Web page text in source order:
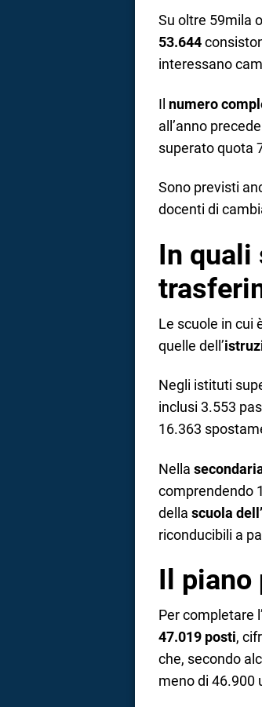
Su oltre 59mila
53.644
interessano
Il numero
all’anno
superato quota
Sono previsti
docenti di
In quali
Le scuole in cui
quelle dell’
Negli istituti
inclusi 3.553
16.363
Nella
comprendendo
della scuola
riconducibili a
Il piano
Per completare
47.019 posti,
che, secondo
meno di 46.900